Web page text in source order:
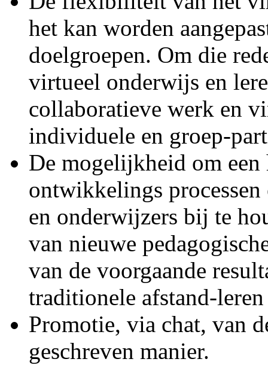
het kan worden
doelgroepen. Om die
virtueel onderwijs en
collaboratieve werk en
individuele en groep-
De mogelijkheid om
ontwikkelings processen
en onderwijzers bij te
van nieuwe
van de voorgaande
traditionele afstand-
Promotie, via chat, van
geschreven manier.